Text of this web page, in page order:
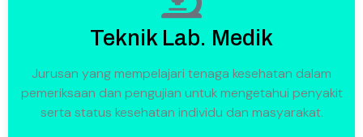
Teknik Lab. Medik
Jurusan yang mempelajari tenaga kesehatan dalam
pemeriksaan dan pengujian untuk mengetahui penyakit
serta status kesehatan individu dan masyarakat.